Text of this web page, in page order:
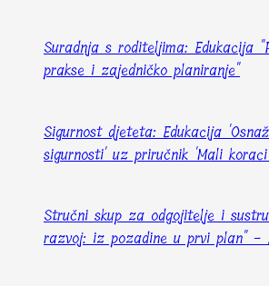
Suradnja s roditeljima: Edukacija
prakse i zajedničko planiranje"
Sigurnost djeteta: Edukacija
sigurnosti' uz priručnik 'Mali
Stručni skup za odgojitelje i
razvoj: iz pozadine u prvi plan" -